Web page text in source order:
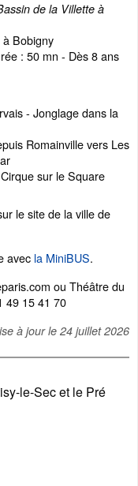
de la Villette à
Bobigny
: 50 mn - Dès 8 ans
- Jonglage dans la
Romainville vers Les
sur le Square
le site de la ville de
avec la MiniBUS.
ou Théâtre du
49 15 41 70
à jour le 24 juillet 2026
le-Sec et le Pré